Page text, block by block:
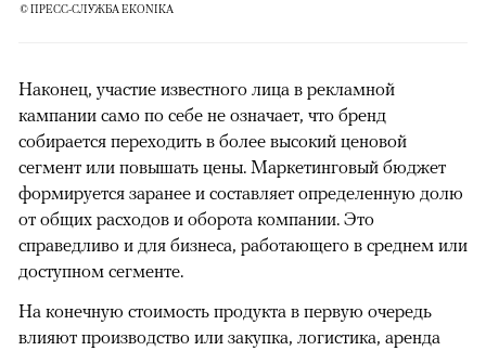
© ПРЕСС-СЛУЖБА EKONIKA
Наконец, участие известного лица в рекламной
кампании само по себе не означает, что бренд
собирается переходить в более высокий ценовой
сегмент или повышать цены. Маркетинговый бюджет
формируется заранее и составляет определенную долю
от общих расходов и оборота компании. Это
справедливо и для бизнеса, работающего в среднем или
доступном сегменте.
На конечную стоимость продукта в первую очередь
влияют производство или закупка, логистика, аренда